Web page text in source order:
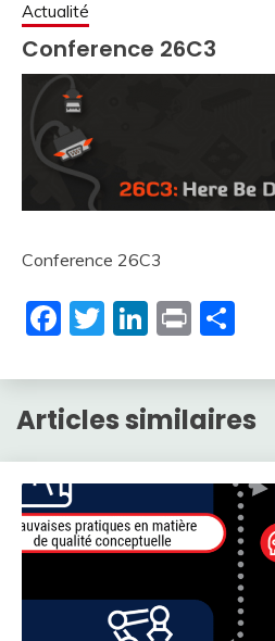
Actualité
Conference 26C3
Conference 26C3
Facebook
Twitter
LinkedIn
Print
Articles similaires